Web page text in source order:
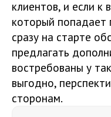
клиентов, и если к
который попадает
сразу на старте
предлагать
востребованы у
выгодно,
сторонам.